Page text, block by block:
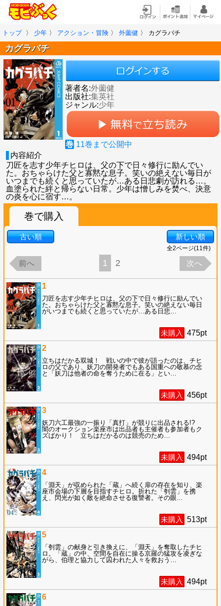
トップ 〉 少年 〉 アクション・冒険 〉 外薗健 〉 カグラバチ
カグラバチ
著者名:外薗健
出版社:集英社
ジャンル:少年
巻 11巻まで公開中
内容紹介
刀匠を志す少年チヒロは、父の下で日々修行に励んでい
た。おちゃらけた父と寡黙な息子。笑いの絶えない毎日が
いつまでも続くと思っていたが…ある日悲劇が訪れる…。
血塗られた絆と帰らない日常。少年は憎しみを焚べ、決意
の炎を心に宿す…。
巻で購入
古い順 新しい順
全2ページ(11件)
前へ 1 2 次へ
1
刀匠を志す少年チヒロは、父の下で日々修行に励んでい
た。おちゃらけた父と寡黙な息子。笑いの絶えない毎日
がいつまでも続くと思っていたが…ある日悲
未購入 475pt
2
立ちはだかる双城！ 戦いの中で彼が語ったのは、チヒ
ロの父であり、妖刀の開発者でもある国重への敬慕の念
と「妖刀は他者の命を奪うために在る」とい
未購入 456pt
3
妖刀六工最強の一振り「真打」が競りに出品される!?
闇のオークション楽座市は出品者も主催者も参加者もク
ズばかり！ 立ちはだかるのは競売のため
未購入 494pt
4
「淵天」が収められた「蔵」へ続く扉の存在を知り、楽
座市会場の下層を目指すチヒロ。折れた「刳雲」を携
え、閃光が如く敵を絶命させる復讐者。その眼
未購入 513pt
5
「刳雲」の献身と引き換えに、「淵天」を奪取したチヒ
ロ。「蔵」の中、空間を自在に操る京羅の猛攻を凌ぎな
がら、伯理と協力して囚われた人々を救おう
未購入 494pt
6